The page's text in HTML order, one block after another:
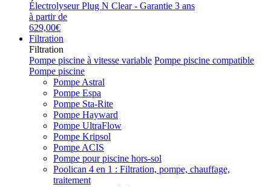
Électrolyseur Plug N Clear - Garantie 3 ans
à partir de
629,00€
Filtration
Filtration
Pompe piscine à vitesse variable Pompe piscine compatible
Pompe piscine
Pompe Astral
Pompe Espa
Pompe Sta-Rite
Pompe Hayward
Pompe UltraFlow
Pompe Kripsol
Pompe ACIS
Pompe pour piscine hors-sol
Poolican 4 en 1 : Filtration, pompe, chauffage,
traitement